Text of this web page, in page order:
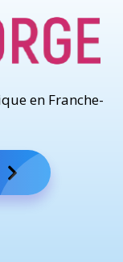
en Franche-